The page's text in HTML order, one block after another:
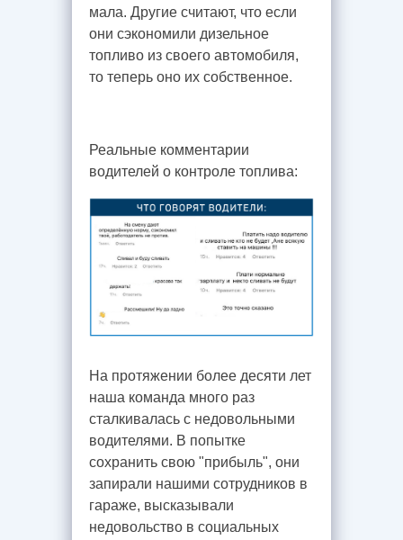
мала. Другие считают, что если
они сэкономили дизельное
топливо из своего автомобиля,
то теперь оно их собственное.
Реальные комментарии
водителей о контроле топлива:
На протяжении более десяти лет
наша команда много раз
сталкивалась с недовольными
водителями. В попытке
сохранить свою "прибыль", они
запирали нашими сотрудников в
гараже, высказывали
недовольство в социальных